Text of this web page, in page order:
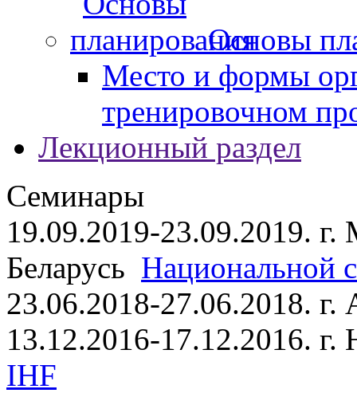
Основы
Место и формы
тренировочном
Лекционный раздел
Семинары
19.09.2019-23.09.2019. г.
Беларусь Национальной
23.06.2018-27.06.2018.
13.12.2016-17.12.2016.
IHF